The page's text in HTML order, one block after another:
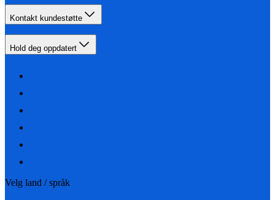
Kontakt kundestøtte
Hold deg oppdatert
Velg land / språk